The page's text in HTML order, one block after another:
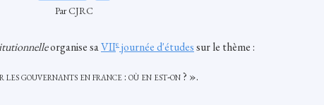
Par CJRC
organise saVIIe journée d'étudessur le thème :
gouvernants en france : où en est-on ? ».